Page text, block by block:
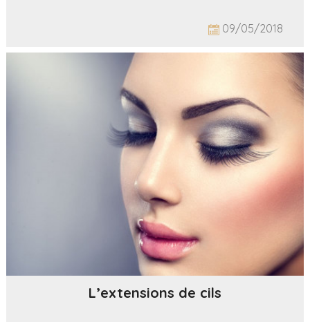
09/05/2018
L’extensions de cils